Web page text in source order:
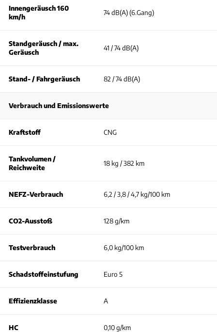
Innengeräusch 160
km/h
74 dB(A) (6.Gang)
Standgeräusch / max.
Geräusch
41 / 74 dB(A)
Stand- / Fahrgeräusch 82 / 74 dB(A)
Verbrauch und Emissionswerte
Kraftstoff CNG
Tankvolumen /
Reichweite
18 kg / 382 km
NEFZ-Verbrauch 6,2 / 3,8 / 4,7 kg/100 km
CO2-Ausstoß 128 g/km
Testverbrauch 6,0 kg/100 km
Schadstoffeinstufung Euro 5
Effizienzklasse A
HC 0,10 g/km